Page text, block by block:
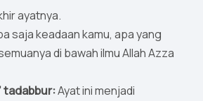
ayatnya.
saja keadaan kamu, apa yang
di bawah ilmu Allah Azza
tadabbur:Ayat ini menjadi